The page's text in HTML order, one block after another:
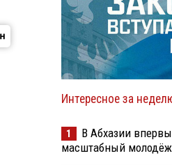
Интересное за
1
В Абхазии
масштабный